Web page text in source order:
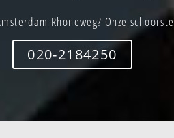
Rhoneweg? Onze
020-2184250